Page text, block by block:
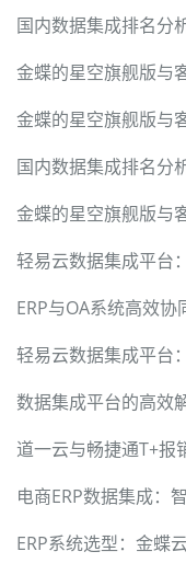
国内数据集成排名分
金蝶的星空旗舰版与
金蝶的星空旗舰版与
国内数据集成排名分
金蝶的星空旗舰版与
轻易云数据集成平台
ERP与OA系统高效
轻易云数据集成平台
数据集成平台的高效
道一云与畅捷通T+报
电商ERP数据集成：
ERP系统选型：金蝶